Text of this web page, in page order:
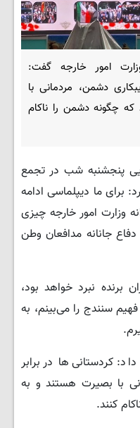
امور خارجه گفت:
دشمن، مردمانی با
چگونه دشمن را ناکام
پنجشنبه شب در تجمع
برای ما دیپلماسی ادامه
وزارت امور خارجه چیزی
جانانه مدافعان وطن
برنده نبرد خواهد بود،
سنندج را می‌بینم، به
کردستانی‌ها در برابر
با بصیرت هستند و به
کنند.